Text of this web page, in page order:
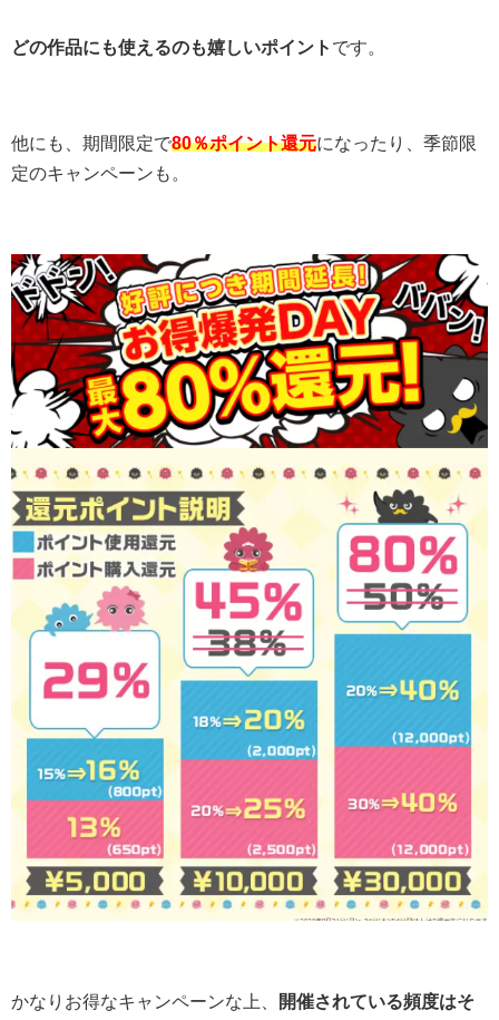
どの作品にも使えるのも嬉しいポイント です。
他にも、期間限定で80％ポイント還元になったり、季節限
定のキャンペーンも。
かなりお得なキャンペーンな上、
開催されている頻度はそ